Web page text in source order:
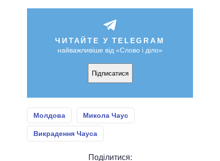
ЧИТАЙТЕ У TELEGRAM
найважливіше від «Слово і діло»
Підписатися
Молдова Микола Чаус
Викрадення Чауса
Поділитися: